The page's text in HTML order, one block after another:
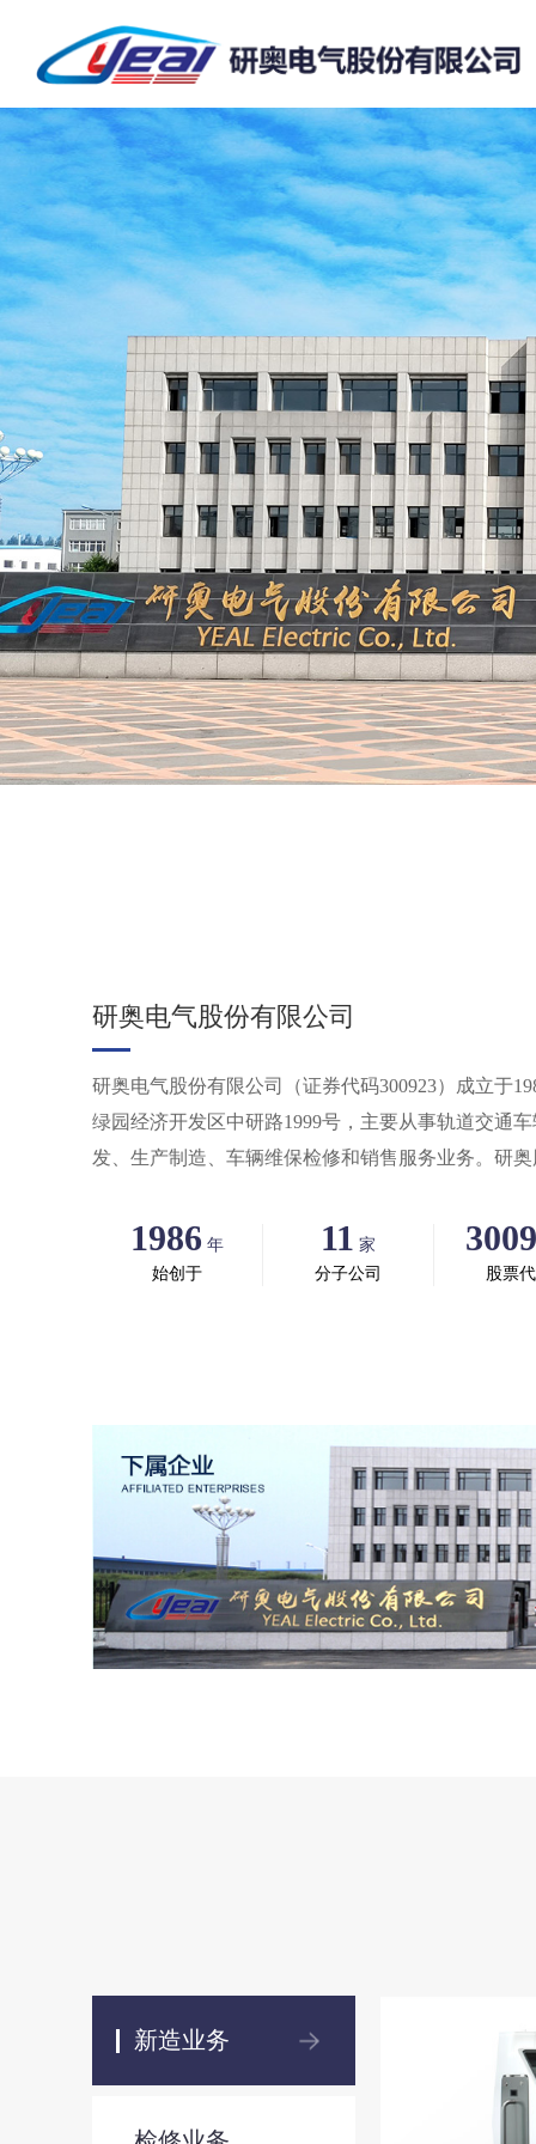
研奥电气股份有限公司
研奥电气股份有限公司（证券代码300923）成立于
绿园经济开发区中研路1999号，主要从事轨道交通
发、生产制造、车辆维保检修和销售服务业务。研
制系统、逻辑控制单元、低压电器监测系统、高低
载蓄电池箱、蓄电池管理系统、空气净化装置、紧
1986 年
始创于
11 家
分子公司
股票
新造业务